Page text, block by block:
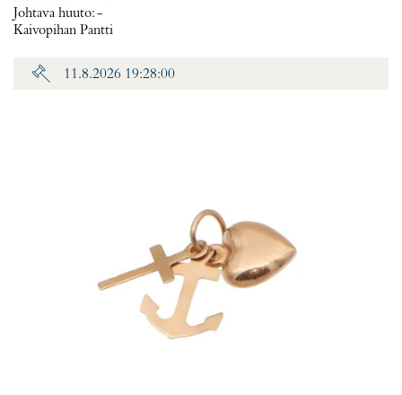
Johtava huuto:-
Kaivopihan Pantti
11.8.2026 19:28:00